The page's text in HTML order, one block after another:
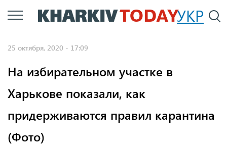
Перейти
к
УКР
25 октября, 2020 - 17:09
На избирательном участке в
Харькове показали, как
придерживаются правил карантина
(Фото)